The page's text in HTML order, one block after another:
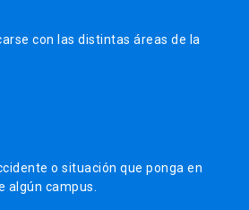
con las distintas áreas de la
o situación que ponga en
algún campus.